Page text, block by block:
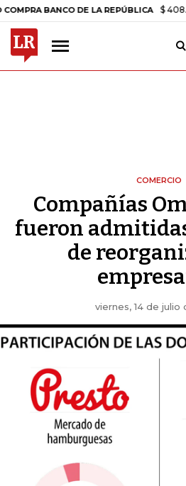
DE LA REPÚBLICA $ 408.498,97
COMERCIO
Compañías
fueron
de
viernes, 14 de julio